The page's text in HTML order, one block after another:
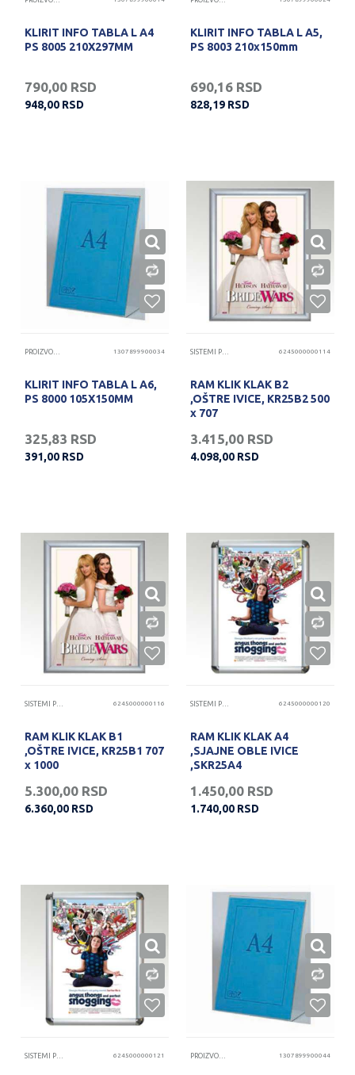
KLIRIT INFO TABLA L A4
PS 8005 210X297MM
790,00 RSD
948,00 RSD
KLIRIT INFO TABLA L A5,
PS 8003 210x150mm
690,16 RSD
828,19 RSD
PROIZVODI OD KLIRITA 1307899900034
KLIRIT INFO TABLA L A6,
PS 8000 105X150MM
325,83 RSD
391,00 RSD
SISTEMI PREZENTACIJA 6245000000114
RAM KLIK KLAK B2
,OŠTRE IVICE, KR25B2 500
x 707
3.415,00 RSD
4.098,00 RSD
SISTEMI PREZENTACIJA 6245000000116
RAM KLIK KLAK B1
,OŠTRE IVICE, KR25B1 707
x 1000
5.300,00 RSD
6.360,00 RSD
SISTEMI PREZENTACIJA 6245000000120
RAM KLIK KLAK A4
,SJAJNE OBLE IVICE
,SKR25A4
1.450,00 RSD
1.740,00 RSD
SISTEMI PREZENTACIJA 6245000000121 PROIZVODI OD KLIRITA 1307899900044